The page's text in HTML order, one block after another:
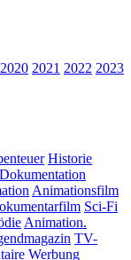
2020 2021 2022 2023
Historie
Dokumentation
Animationsfilm
Sci-Fi
Animation.
TV-
Werbung